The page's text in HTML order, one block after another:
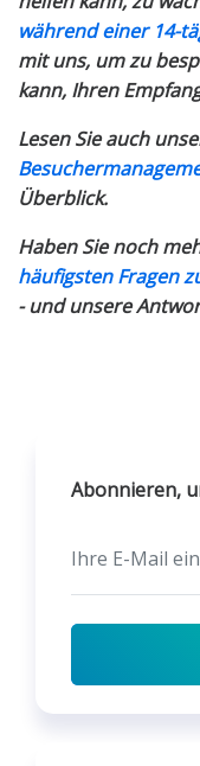
während einer 14-
mit uns, um zu
kann, Ihren
Lesen Sie auch
Überblick.
Haben Sie noch
häufigsten Fragen
- und unsere
Abonnieren,